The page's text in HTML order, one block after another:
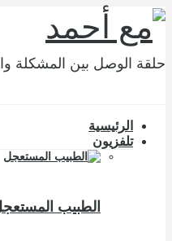
حلقة الوصل بين المشكلة
الرئيسية
تلفزيون
الطبيب